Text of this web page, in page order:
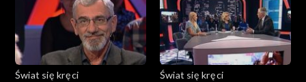
Świat się kręci
Świat się kręci